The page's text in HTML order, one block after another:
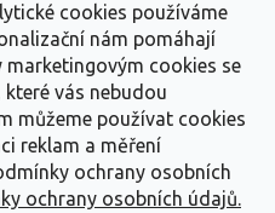
cookies používáme
nám pomáhají
marketingovým cookies se
vás nebudou
můžeme používat cookies
reklam a měření
ochrany osobních
ochrany osobních údajů.